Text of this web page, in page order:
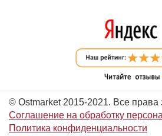
© Ostmarket 2015-2021. Все
Соглашение на обработку
Политика конфиденциальности